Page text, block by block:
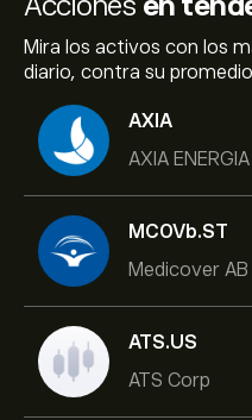
Mira los activos con los
diario, contra su
AXIA
AXIA
MCOVb.ST
Medicover AB
ATS.US
ATS Corp